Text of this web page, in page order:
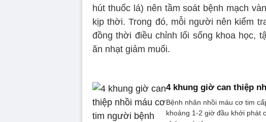
hút thuốc lá) nên tầm soát bệnh mạch
kịp thời. Trong đó, mỗi người nên kiểm
đồng thời điều chỉnh lối sống khoa học,
ăn nhạt giảm muối.
4 khung giờ can thiệp
Bệnh nhân nhồi máu cơ tim
khoảng 1-2 giờ đầu khởi phát